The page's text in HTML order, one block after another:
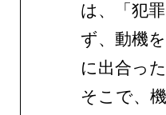
は、「犯
ず、動機
に出合っ
そこで、